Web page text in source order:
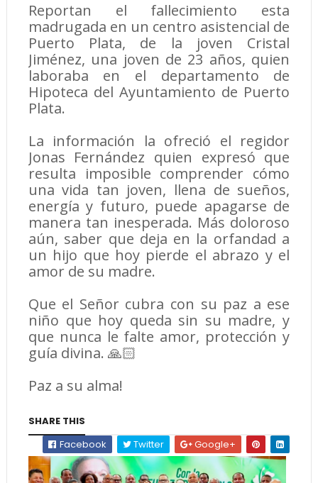
Reportan el fallecimiento esta
madrugada en un centro asistencial de
Puerto Plata, de la joven Cristal
Jiménez, una joven de 23 años, quien
laboraba en el departamento de
Hipoteca del Ayuntamiento de Puerto
Plata.
La información la ofreció el regidor
Jonas Fernández quien expresó que
resulta imposible comprender cómo
una vida tan joven, llena de sueños,
energía y futuro, puede apagarse de
manera tan inesperada. Más doloroso
aún, saber que deja en la orfandad a
un hijo que hoy pierde el abrazo y el
amor de su madre.
Que el Señor cubra con su paz a ese
niño que hoy queda sin su madre, y
que nunca le falte amor, protección y
guía divina. 🙏🏻
Paz a su alma!
SHARE THIS
Facebook
Twitter Google+